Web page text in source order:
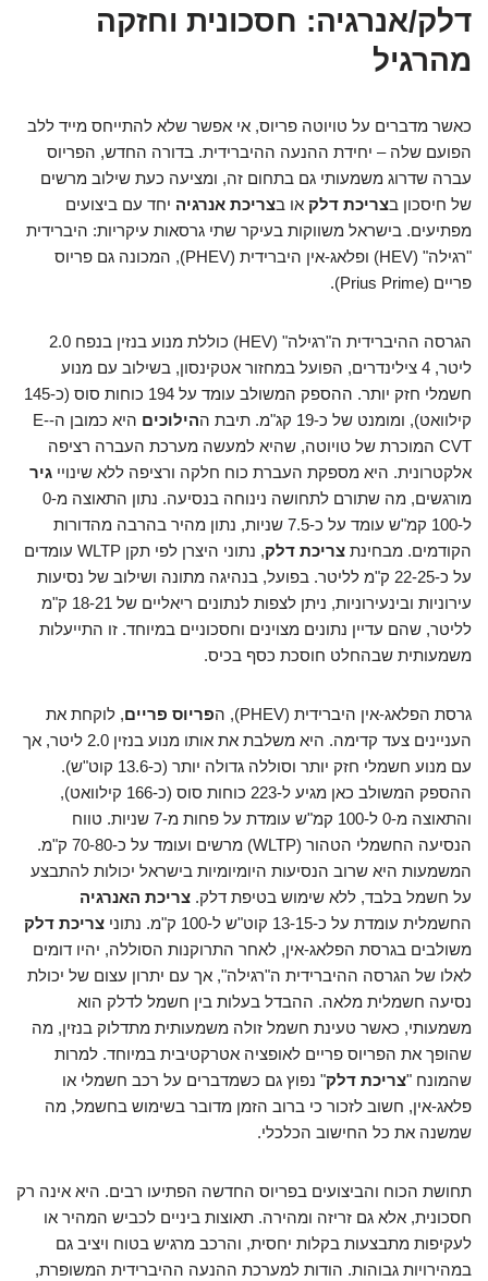
דלק/אנרגיה: חסכונית וחזקה
מהרגיל
כאשר מדברים על טויוטה פריוס, אי אפשר שלא להתייחס מייד ללב
הפועם שלה – יחידת ההנעה ההיברידית. בדורה החדש, הפריוס
עברה שדרוג משמעותי גם בתחום זה, ומציעה כעת שילוב מרשים
של חיסכון בצריכת דלק או בצריכת אנרגיה יחד עם ביצועים
מפתיעים. בישראל משווקות בעיקר שתי גרסאות עיקריות: היברידית
"רגילה" (HEV) ופלאג-אין היברידית (PHEV), המכונה גם פריוס
פריים (Prius Prime).
הגרסה ההיברידית ה"רגילה" (HEV) כוללת מנוע בנזין בנפח 2.0
ליטר, 4 צילינדרים, הפועל במחזור אטקינסון, בשילוב עם מנוע
חשמלי חזק יותר. ההספק המשולב עומד על 194 כוחות סוס (כ-145
קילוואט), ומומנט של כ-19 קג"מ. תיבת ה
הילוכים
היא כמובן ה-E-
CVT המוכרת של טויוטה, שהיא למעשה מערכת העברה רציפה
אלקטרונית. היא מספקת העברת כוח חלקה ורציפה ללא שינויי גיר
מורגשים, מה שתורם לתחושה נינוחה בנסיעה. נתון התאוצה מ-0
ל-100 קמ"ש עומד על כ-7.5 שניות, נתון מהיר בהרבה מהדורות
הקודמים. מבחינת צריכת דלק
, נתוני היצרן לפי תקן WLTP עומדים
על כ-22-25 ק"מ לליטר. בפועל, בנהיגה מתונה ושילוב של נסיעות
עירוניות ובינעירוניות, ניתן לצפות לנתונים ריאליים של 18-21 ק"מ
לליטר, שהם עדיין נתונים מצוינים וחסכוניים במיוחד. זו התייעלות
משמעותית שבהחלט חוסכת כסף בכיס.
גרסת הפלאג-אין היברידית (PHEV), ה פריוס פריים, לוקחת את
העניינים צעד קדימה. היא משלבת את אותו מנוע בנזין 2.0 ליטר, אך
עם מנוע חשמלי חזק יותר וסוללה גדולה יותר (כ-13.6 קוט"ש).
ההספק המשולב כאן מגיע ל-223 כוחות סוס (כ-166 קילוואט),
והתאוצה מ-0 ל-100 קמ"ש עומדת על פחות מ-7 שניות. טווח
הנסיעה החשמלי הטהור (WLTP) מרשים ועומד על כ-70-80 ק"מ.
המשמעות היא שרוב הנסיעות היומיומיות בישראל יכולות להתבצע
על חשמל בלבד, ללא שימוש בטיפת דלק. צריכת האנרגיה
החשמלית עומדת על כ-13-15 קוט"ש ל-100 ק"מ. נתוני
צריכת דלק
משולבים בגרסת הפלאג-אין, לאחר התרוקנות הסוללה, יהיו דומים
לאלו של הגרסה ההיברידית ה"רגילה", אך עם יתרון עצום של יכולת
נסיעה חשמלית מלאה. ההבדל בעלות בין חשמל לדלק הוא
משמעותי, כאשר טעינת חשמל זולה משמעותית מתדלוק בנזין, מה
שהופך את הפריוס פריים לאופציה אטרקטיבית במיוחד. למרות
שהמונח "צריכת דלק" נפוץ גם כשמדברים על רכב חשמלי או
פלאג-אין, חשוב לזכור כי ברוב הזמן מדובר בשימוש בחשמל, מה
שמשנה את כל החישוב הכלכלי.
תחושת הכוח והביצועים בפריוס החדשה הפתיעו רבים. היא אינה רק
חסכונית, אלא גם זריזה ומהירה. תאוצות ביניים לכביש המהיר או
לעקיפות מתבצעות בקלות יחסית, והרכב מרגיש בטוח ויציב גם
במהירויות גבוהות. הודות למערכת ההנעה ההיברידית המשופרת,